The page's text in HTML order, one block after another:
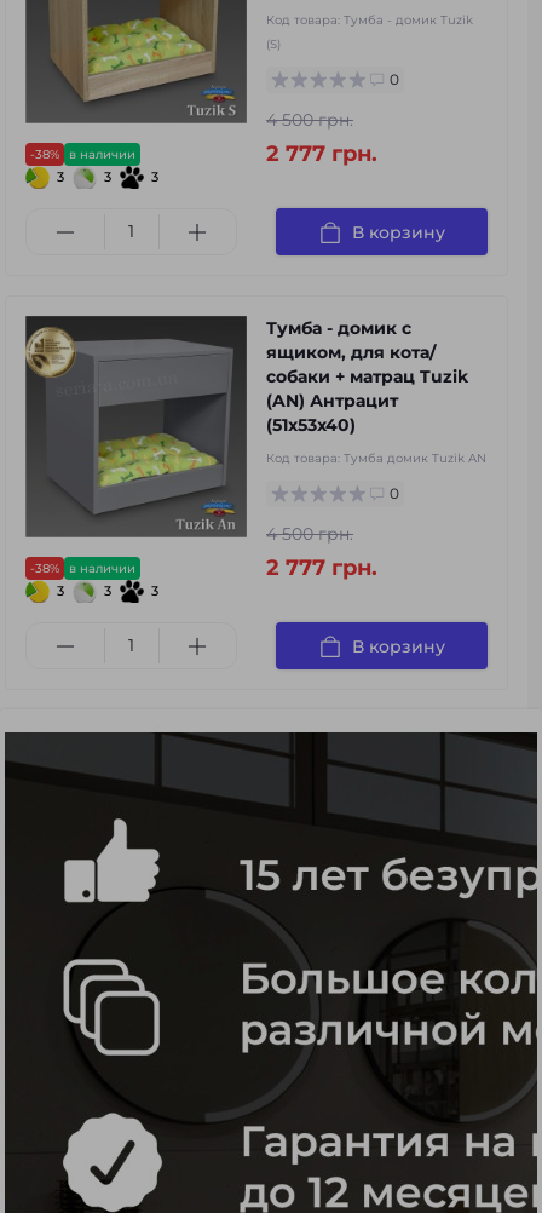
-38% в наличии
3 3 3
Код товара: Тумба - домик Tuzik
(S)
0
4 500 грн.
2 777 грн.
В корзину
-38% в наличии
3 3 3
Тумба - домик с
ящиком, для кота/
собаки + матрац Tuzik
(AN) Антрацит
(51x53x40)
Код товара: Тумба домик Tuzik AN
0
4 500 грн.
2 777 грн.
В корзину